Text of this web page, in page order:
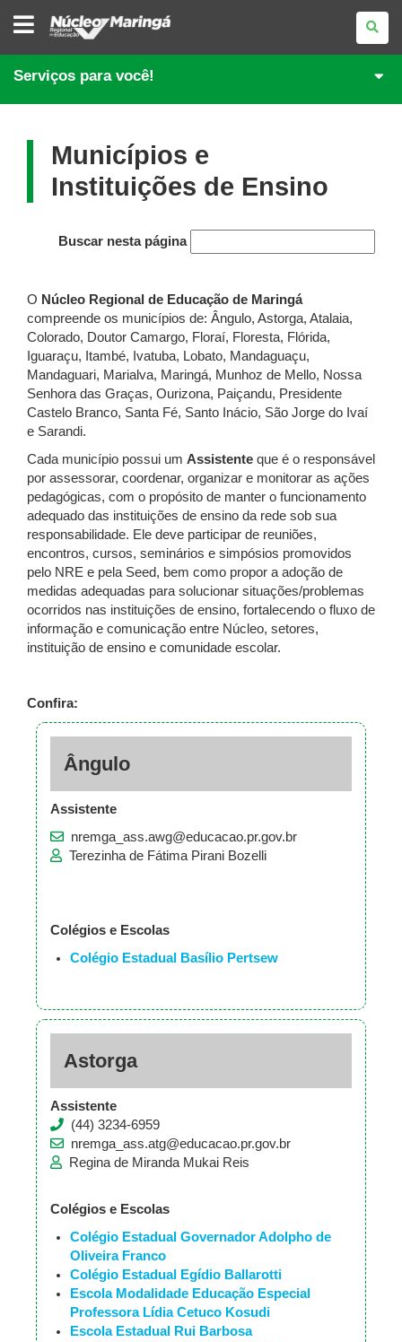
NÚCLEO
REGIONAL
EDUCAÇÃO
DE
MARINGÁ
Serviços para você!
Municípios e
Instituições de Ensino
Buscar nesta página
O Núcleo Regional de Educação de Maringá
compreende os municípios de: Ângulo, Astorga, Atalaia,
Colorado, Doutor Camargo, Floraí, Floresta, Flórida,
Iguaraçu, Itambé, Ivatuba, Lobato, Mandaguaçu,
Mandaguari, Marialva, Maringá, Munhoz de Mello, Nossa
Senhora das Graças, Ourizona, Paiçandu, Presidente
Castelo Branco, Santa Fé, Santo Inácio, São Jorge do Ivaí
e Sarandi.
Cada município possui um Assistente que é o responsável
por assessorar, coordenar, organizar e monitorar as ações
pedagógicas, com o propósito de manter o funcionamento
adequado das instituições de ensino da rede sob sua
responsabilidade. Ele deve participar de reuniões,
encontros, cursos, seminários e simpósios promovidos
pelo NRE e pela Seed, bem como propor a adoção de
medidas adequadas para solucionar situações/problemas
ocorridos nas instituições de ensino, fortalecendo o fluxo de
informação e comunicação entre Núcleo, setores,
instituição de ensino e comunidade escolar.
Confira:
Ângulo
Assistente
nremga_ass.awg@educacao.pr.gov.br
Terezinha de Fátima Pirani Bozelli
Colégios e Escolas
Colégio Estadual Basílio Pertsew
Astorga
Assistente
(44) 3234-6959
nremga_ass.atg@educacao.pr.gov.br
Regina de Miranda Mukai Reis
Colégios e Escolas
Colégio Estadual Governador Adolpho de
Oliveira Franco
Colégio Estadual Egídio Ballarotti
Escola Modalidade Educação Especial
Professora Lídia Cetuco Kosudi
Escola Estadual Rui Barbosa